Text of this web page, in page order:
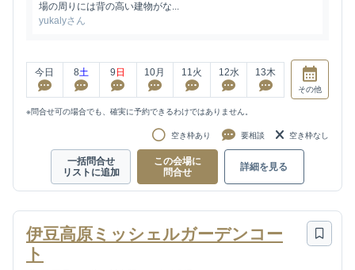
場の周りには背の高い建物がな...
yukalyさん
今日 8土 9 日 10月 11 火 12水 13木
その他
※問合せ可の場合でも、確実に予約できるわけではありません。
空き枠あり 要相談 空き枠なし
一括問合せ
リストに追加
この会場に
問合せ
詳細を見る
伊豆高原ミッシェルガーデンコー
ト